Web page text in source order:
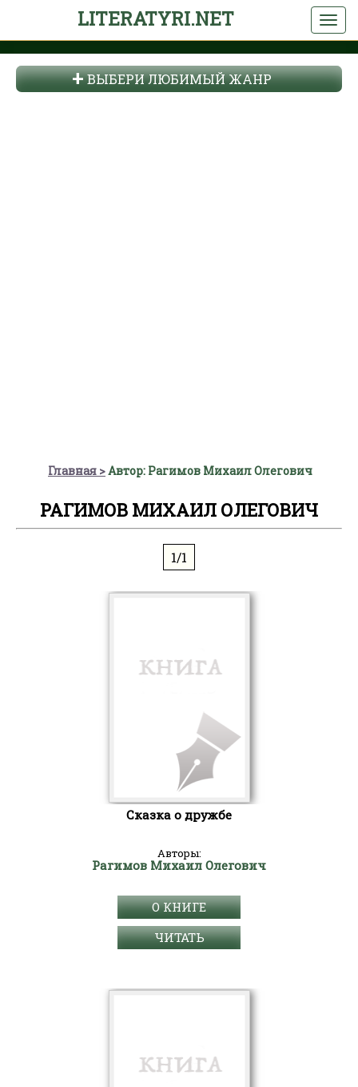
LITERATYRI.NET
ВЫБЕРИ ЛЮБИМЫЙ ЖАНР
Главная Автор: Рагимов Михаил Олегович
РАГИМОВ МИХАИЛ ОЛЕГОВИЧ
1/1
Сказка о дружбе
Авторы:
Рагимов Михаил Олегович
О КНИГЕ
ЧИТАТЬ